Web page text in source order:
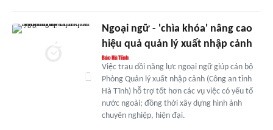
Ngoại ngữ - 'chìa khóa' nâng cao
hiệu quả quản lý xuất nhập cảnh
Việc trau dồi năng lực ngoại ngữ giúp cán bộ
Phòng Quản lý xuất nhập cảnh (Công an tỉnh
Hà Tĩnh) hỗ trợ tốt hơn các vụ việc có yếu tố
nước ngoài; đồng thời xây dựng hình ảnh
chuyên nghiệp, hiện đại.